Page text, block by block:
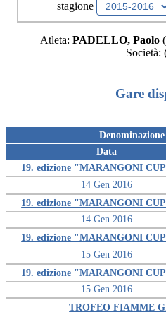
stagione
Atleta: PADELLO, Paolo
Società:
Gare
Data
Denominazione
14 Gen 2016
19. edizione "MARANGONI
14 Gen 2016
19. edizione "MARANGONI
15 Gen 2016
19. edizione "MARANGONI
15 Gen 2016
19. edizione "MARANGONI
TROFEO FIAMME